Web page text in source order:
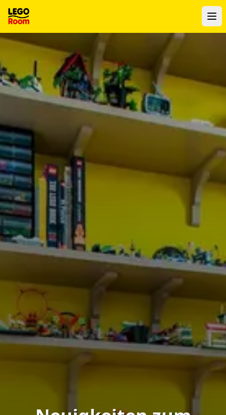
Zum Hauptinhalt